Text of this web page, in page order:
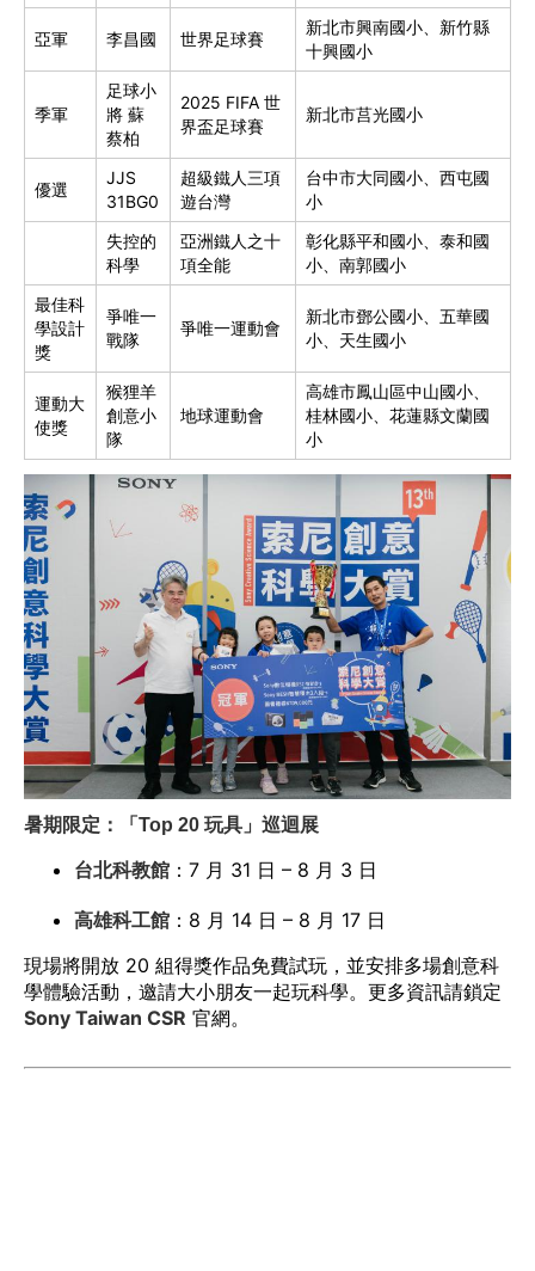
亞軍 李昌國 世界足球賽
新北市興南國小、新竹縣
十興國小
季軍
足球小
將 蘇
蔡柏
2025 FIFA 世
界盃足球賽
新北市莒光國小
優選
JJS
31BG0
超級鐵人三項
遊台灣
台中市大同國小、西屯國
小
失控的
科學
亞洲鐵人之十
項全能
彰化縣平和國小、泰和國
小、南郭國小
最佳科
學設計
獎
爭唯一
戰隊
爭唯一運動會
新北市鄧公國小、五華國
小、天生國小
運動大
使獎
猴狸羊
創意小
隊
地球運動會
高雄市鳳山區中山國小、
桂林國小、花蓮縣文蘭國
小
暑期限定：「Top 20 玩具」巡迴展
台北科教館：7 月 31 日 – 8 月 3 日
高雄科工館：8 月 14 日 – 8 月 17 日
現場將開放 20 組得獎作品免費試玩，並安排多場創意科
學體驗活動，邀請大小朋友一起玩科學。更多資訊請鎖定
Sony Taiwan CSR 官網。